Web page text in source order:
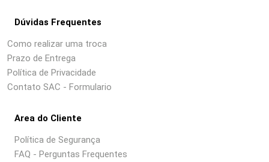
Dúvidas Frequentes
Como realizar uma troca
Prazo de Entrega
Política de Privacidade
Contato SAC - Formulario
Area do Cliente
Política de Segurança
FAQ - Perguntas Frequentes